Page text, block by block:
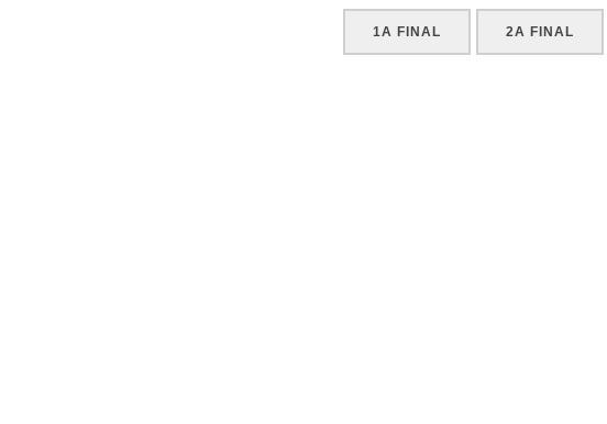
1A FINAL 2A FINAL